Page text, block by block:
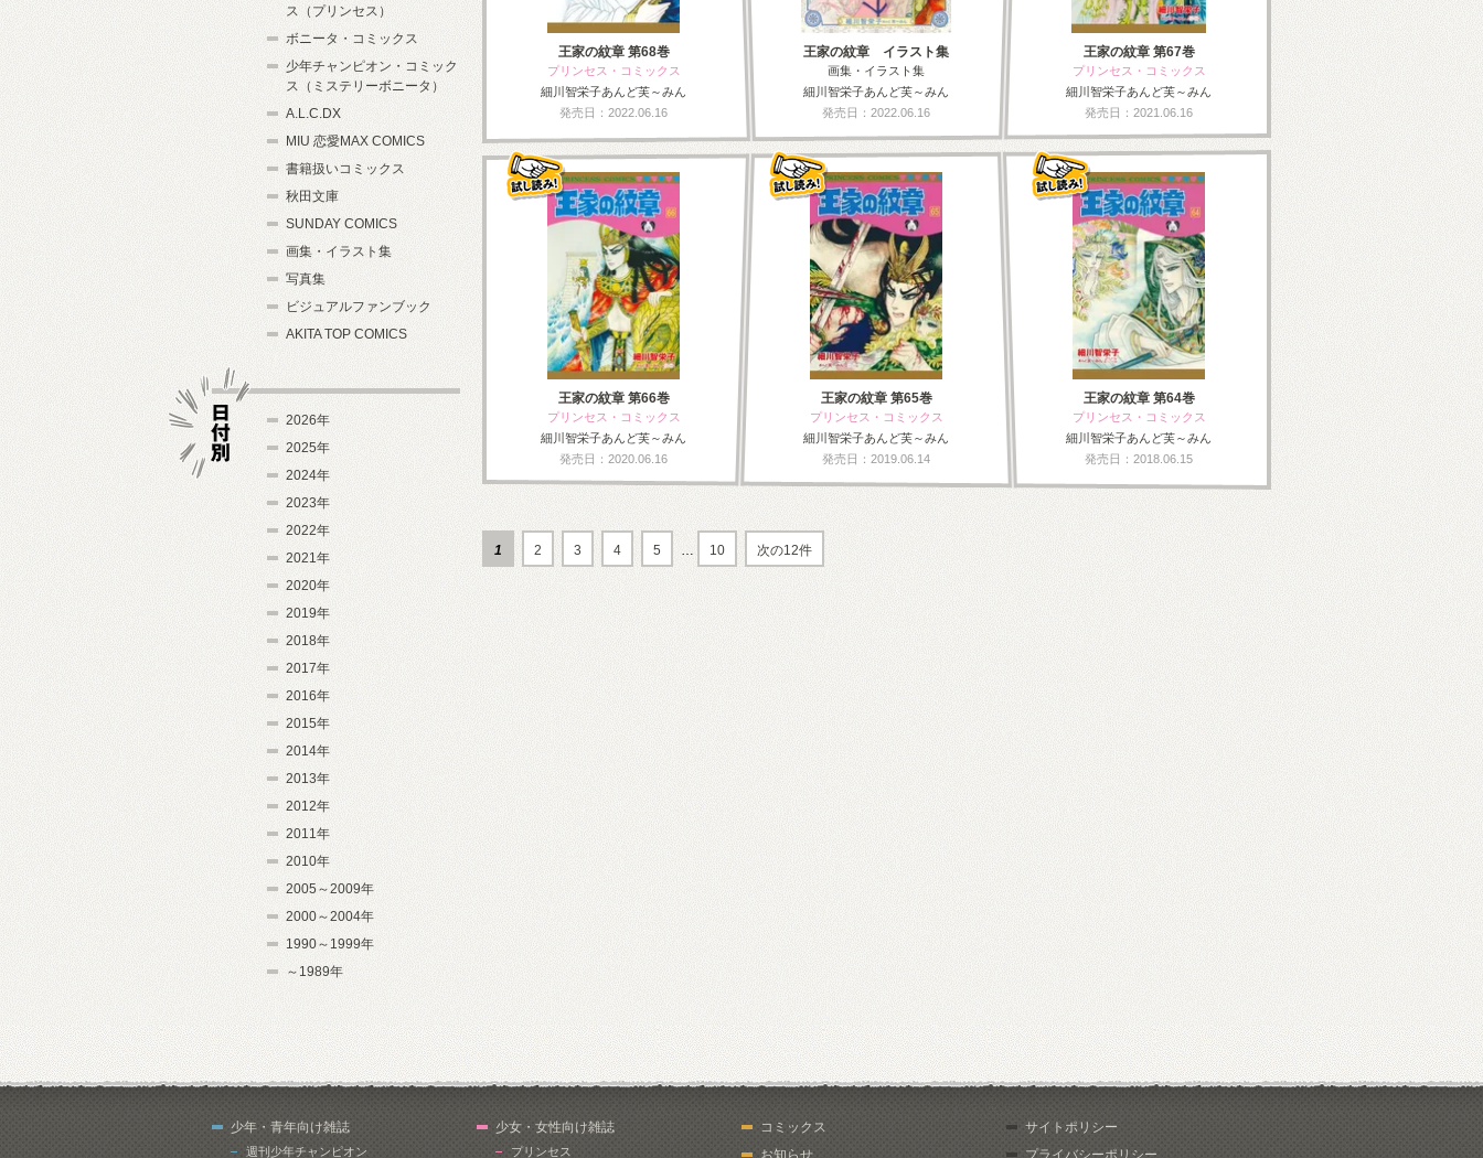
王家の紋章 第68巻
プリンセス・コミックス
細川智栄子あんど芙～みん
発売日：2022.06.16
王家の紋章 イラスト集
画集・イラスト集
細川智栄子あんど芙～みん
発売日：2022.06.16
王家の紋章 第67巻
プリンセス・コミックス
細川智栄子あんど芙～みん
発売日：2021.06.16
王家の紋章 第66巻
プリンセス・コミックス
細川智栄子あんど芙～みん
発売日：2020.06.16
王家の紋章 第65巻
プリンセス・コミックス
細川智栄子あんど芙～みん
発売日：2019.06.14
王家の紋章 第64巻
プリンセス・コミックス
細川智栄子あんど芙～みん
発売日：2018.06.15
1 2 3 4 5 … 10 次の12件
ス（プリンセス）
ボニータ・コミックス
少年チャンピオン・コミック
ス（ミステリーボニータ）
A.L.C.DX
MIU 恋愛MAX COMICS
書籍扱いコミックス
秋田文庫
SUNDAY COMICS
画集・イラスト集
写真集
ビジュアルファンブック
AKITA TOP COMICS
2026年
2025年
2024年
2023年
2022年
2021年
2020年
2019年
2018年
2017年
2016年
2015年
2014年
2013年
2012年
2011年
2010年
2005～2009年
2000～2004年
1990～1999年
～1989年
少年・青年向け雑誌
週刊少年チャンピオン
少女・女性向け雑誌
プリンセス
コミックス
お知らせ
サイトポリシー
プライバシーポリシー